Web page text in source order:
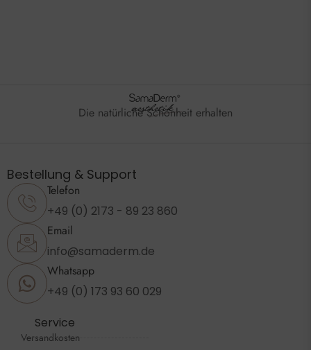
Die natürliche Schönheit erhalten
Bestellung & Support
Telefon
+49 (0) 2173 - 89 23 860
Email
info@samaderm.de
Whatsapp
+49 (0) 173 93 60 029
Service
Versandkosten